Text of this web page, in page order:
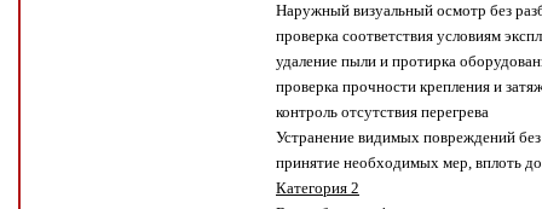
Наружный визуальный осмотр без
проверка соответствия условиям
удаление пыли и протирка
проверка прочности крепления и
контроль отсутствия перегрева
Устранение видимых повреждений
принятие необходимых мер, вплоть
Категория 2